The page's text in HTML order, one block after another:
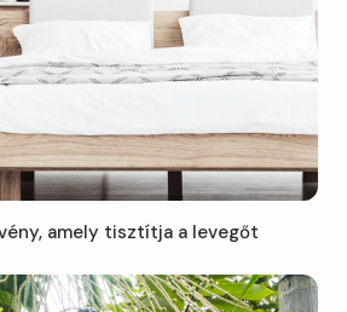
amely tisztítja a levegőt